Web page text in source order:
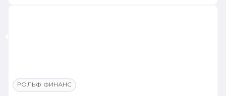
РОЛЬФ ФИНАНС